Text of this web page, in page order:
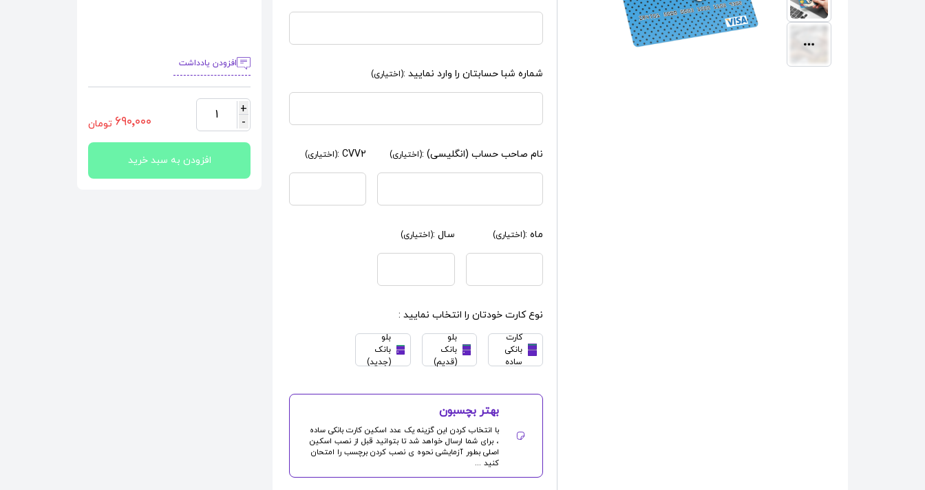
شماره شبا حسابتان را وارد نمایید :(اختیاری)
نام صاحب حساب (انگلیسی) :(اختیاری) CVV2 : (اختیاری)
ماه :(اختیاری) سال :(اختیاری)
نوع کارت خودتان را انتخاب نمایید :
کارت
بانکی
ساده
بلو
بانک
(قدیم)
بلو
بانک
(جدید)
بهتر بچسبون
با انتخاب کردن این گزینه یک عدد اسکین کارت بانکی ساده
، برای شما ارسال خواهد شد تا بتوانید قبل از نصب اسکین
اصلی بطور آزمایشی نحوه ی نصب کردن برچسب را امتحان
کنید ...
افزودن یادداشت
+
-
1 ٦٩٠٬٠٠٠ تومان
افزودن به سبد خرید